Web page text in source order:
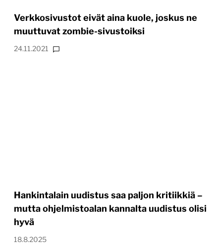
Verkkosivustot eivät aina kuole, joskus ne
muuttuvat zombie-sivustoiksi
24.11.2021
Hankintalain uudistus saa paljon kritiikkiä –
mutta ohjelmistoalan kannalta uudistus olisi
hyvä
18.8.2025